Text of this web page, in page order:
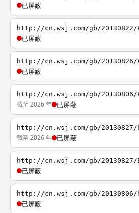
已屏蔽
http://cn.wsj.com/gb/20130822/
已屏蔽
http://cn.wsj.com/gb/20130826/
已屏蔽
http://cn.wsj.com/gb/20130806/
截至 2026 年 已屏蔽
http://cn.wsj.com/gb/20130827/
截至 2026 年 已屏蔽
http://cn.wsj.com/gb/20130827/
已屏蔽
http://cn.wsj.com/gb/20130806/
已屏蔽